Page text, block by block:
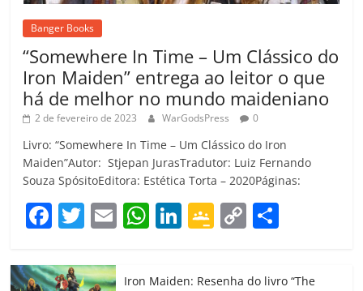
Banger Books
“Somewhere In Time – Um Clássico do
Iron Maiden” entrega ao leitor o que
há de melhor no mundo maideniano
2 de fevereiro de 2023 WarGodsPress 0
Livro: “Somewhere In Time – Um Clássico do Iron
Maiden”Autor: Stjepan JurasTradutor: Luiz Fernando
Souza SpósitoEditora: Estética Torta – 2020Páginas:
F
c
T
itt
E W
at
Li G C
p m
Iron Maiden: Resenha do livro “The